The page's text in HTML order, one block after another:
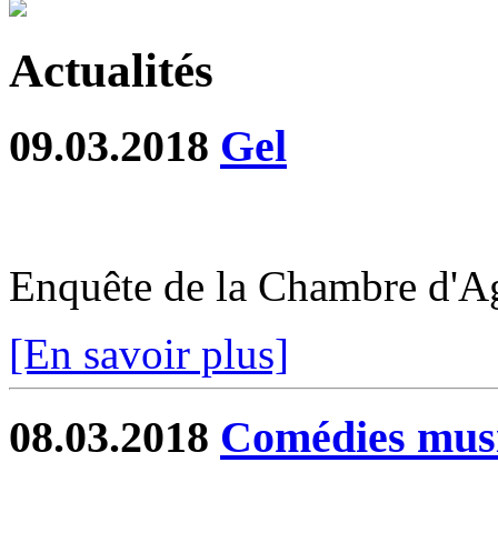
Actualités
09.03.2018 Gel
Enquête de la Chambre
[En savoir plus]
08.03.2018 Comédies